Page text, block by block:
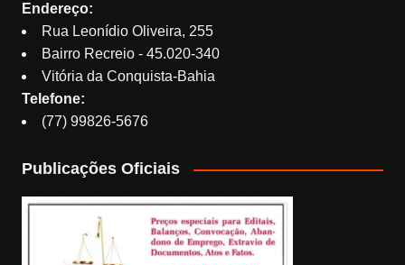
Endereço:
Rua Leonídio Oliveira, 255
Bairro Recreio - 45.020-340
Vitória da Conquista-Bahia
Telefone:
(77) 99826-5676
Publicações Oficiais